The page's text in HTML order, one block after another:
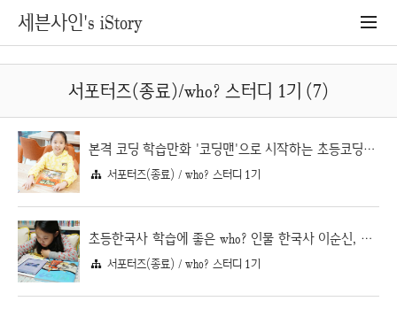
세븐사인's iStory
서포터즈(종료)/who? 스터디 1기 (7)
본격 코딩 학습만화 '코딩맨'으로 시작하는 초등코딩교육 스크래치
서포터즈(종료) / who? 스터디 1기
초등한국사 학습에 좋은 who? 인물 한국사 이순신, 퀴즈로 초등한국사 복습하기
서포터즈(종료) / who? 스터디 1기